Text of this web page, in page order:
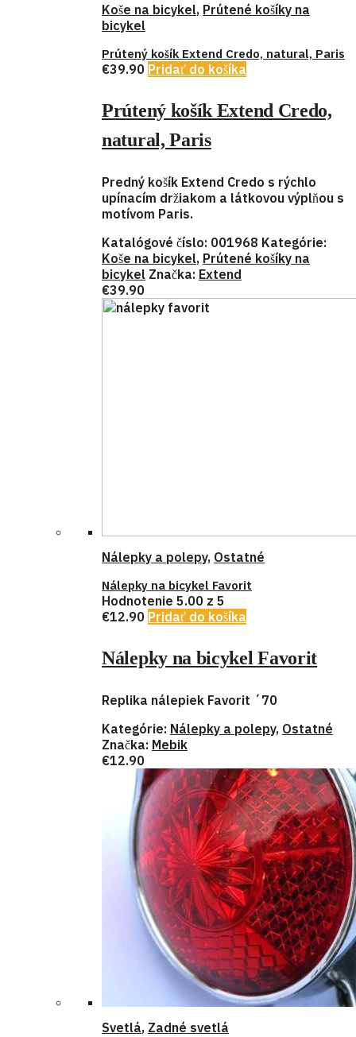
Koše na bicykel, Prútené košíky na
bicykel
Prútený košík Extend Credo, natural, Paris
€39.90 Pridať do košíka
Prútený košík Extend Credo,
natural, Paris
Predný košík Extend Credo s rýchlo
upínacím držiakom a látkovou výplňou s
motívom Paris.
Katalógové číslo: 001968 Kategórie:
Koše na bicykel, Prútené košíky na
bicykel Značka: Extend
€39.90
Nálepky a polepy, Ostatné
Nálepky na bicykel Favorit
Hodnotenie 5.00 z 5
€12.90 Pridať do košíka
Nálepky na bicykel Favorit
Replika nálepiek Favorit ´70
Kategórie: Nálepky a polepy, Ostatné
Značka: Mebik
€12.90
Svetlá, Zadné svetlá